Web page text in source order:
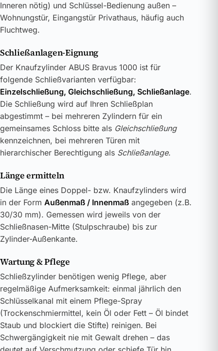
Inneren nötig) und Schlüssel-Bedienung außen –
Wohnungstür, Eingangstür Privathaus, häufig auch
Fluchtweg.
Schließanlagen-Eignung
Der Knaufzylinder ABUS Bravus 1000 ist für
folgende Schließvarianten verfügbar:
Einzelschließung, Gleichschließung, Schließanlage.
Die Schließung wird auf Ihren Schließplan
abgestimmt – bei mehreren Zylindern für ein
gemeinsames Schloss bitte als Gleichschließung
kennzeichnen, bei mehreren Türen mit
hierarchischer Berechtigung als Schließanlage.
Länge ermitteln
Die Länge eines Doppel- bzw. Knaufzylinders wird
in der Form Außenmaß / Innenmaß angegeben (z.B.
30/30 mm). Gemessen wird jeweils von der
Schließnasen-Mitte (Stulpschraube) bis zur
Zylinder-Außenkante.
Wartung & Pflege
Schließzylinder benötigen wenig Pflege, aber
regelmäßige Aufmerksamkeit: einmal jährlich den
Schlüsselkanal mit einem Pflege-Spray
(Trockenschmiermittel, kein Öl oder Fett – Öl bindet
Staub und blockiert die Stifte) reinigen. Bei
Schwergängigkeit nie mit Gewalt drehen – das